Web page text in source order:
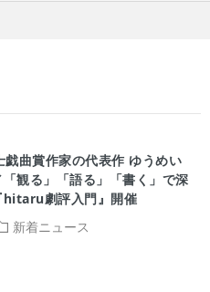
新着ニュース
戯曲賞作家の代表作 ゆうめい
「観る」「語る」「書く」で深
hitaru劇評入門』開催